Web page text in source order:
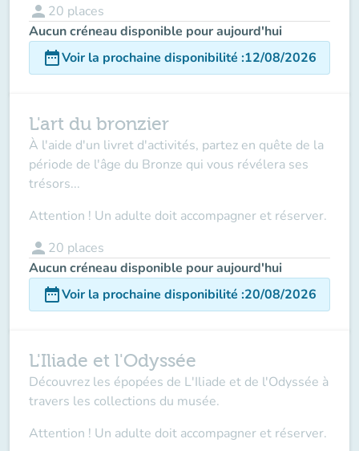
person 20 places
Aucun créneau disponible pour aujourd'hui
date_rangeVoir la prochaine disponibilité :12/08/2026
L'art du bronzier
À l'aide d'un livret d'activités, partez en quête de la
période de l'âge du Bronze qui vous révélera ses
trésors...
Attention ! Un adulte doit accompagner et réserver.
person 20 places
Aucun créneau disponible pour aujourd'hui
date_rangeVoir la prochaine disponibilité :20/08/2026
L'Iliade et l'Odyssée
Découvrez les épopées de L'Iliade et de l'Odyssée à
travers les collections du musée.
Attention ! Un adulte doit accompagner et réserver.